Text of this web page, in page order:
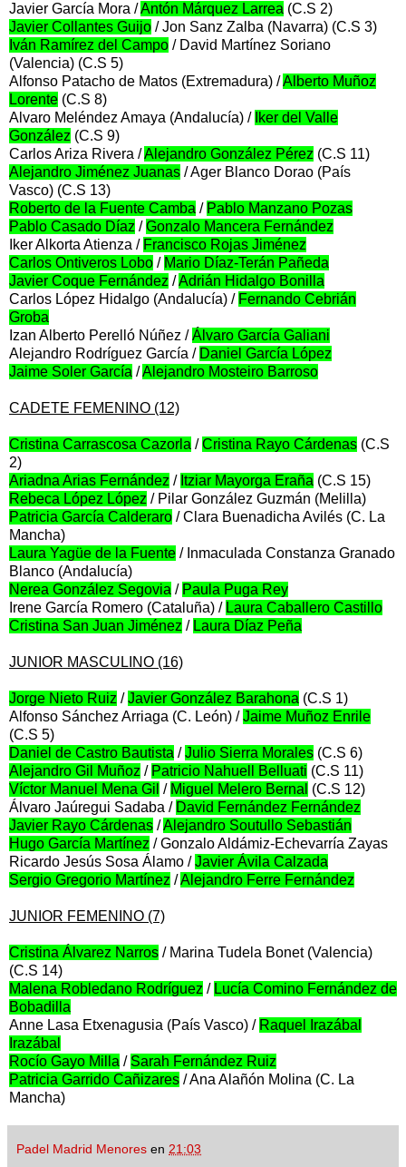
Javier García Mora /Antón Márquez Larrea (C.S 2)
Javier Collantes Guijo / Jon Sanz Zalba (Navarra) (C.S 3)
Iván Ramírez del Campo / David Martínez Soriano
(Valencia) (C.S 5)
Alfonso Patacho de Matos (Extremadura) /Alberto Muñoz
Lorente (C.S 8)
Alvaro Meléndez Amaya (Andalucía) / Iker del Valle
González (C.S 9)
Carlos Ariza Rivera /Alejandro González Pérez (C.S 11)
Alejandro Jiménez Juanas / Ager Blanco Dorao (País
Vasco) (C.S 13)
Roberto de la Fuente Camba / Pablo Manzano Pozas
Pablo Casado Díaz /Gonzalo Mancera Fernández
Iker Alkorta Atienza / Francisco Rojas Jiménez
Carlos Ontiveros Lobo / Mario Díaz-Terán Pañeda
Javier Coque Fernández /Adrián Hidalgo Bonilla
Carlos López Hidalgo (Andalucía) / Fernando Cebrián
Groba
Izan Alberto Perelló Núñez /Álvaro García Galiani
Alejandro Rodríguez García / Daniel García López
Jaime Soler García /Alejandro Mosteiro Barroso
CADETE FEMENINO (12)
Cristina Carrascosa Cazorla /Cristina Rayo Cárdenas (C.S
2)
Ariadna Arias Fernández / Itziar Mayorga Eraña (C.S 15)
Rebeca López López / Pilar González Guzmán (Melilla)
Patricia García Calderaro / Clara Buenadicha Avilés (C. La
Mancha)
Laura Yagüe de la Fuente / Inmaculada Constanza Granado
Blanco (Andalucía)
Nerea González Segovia / Paula Puga Rey
Irene García Romero (Cataluña) / Laura Caballero Castillo
Cristina San Juan Jiménez / Laura Díaz Peña
JUNIOR MASCULINO (16)
Jorge Nieto Ruiz /Javier González Barahona (C.S 1)
Alfonso Sánchez Arriaga (C. León) /Jaime Muñoz Enrile
(C.S 5)
Daniel de Castro Bautista /Julio Sierra Morales (C.S 6)
Alejandro Gil Muñoz / Patricio Nahuell Belluati (C.S 11)
Víctor Manuel Mena Gil / Miguel Melero Bernal (C.S 12)
Álvaro Jaúregui Sadaba / David Fernández Fernández
Javier Rayo Cárdenas /Alejandro Soutullo Sebastián
Hugo García Martínez / Gonzalo Aldámiz-Echevarría Zayas
Ricardo Jesús Sosa Álamo /Javier Ávila Calzada
Sergio Gregorio Martínez /Alejandro Ferre Fernández
JUNIOR FEMENINO (7)
Cristina Álvarez Narros / Marina Tudela Bonet (Valencia)
(C.S 14)
Malena Robledano Rodríguez / Lucía Comino Fernández de
Bobadilla
Anne Lasa Etxenagusia (País Vasco) / Raquel Irazábal
Irazábal
Rocío Gayo Milla / Sarah Fernández Ruiz
Patricia Garrido Cañizares / Ana Alañón Molina (C. La
Mancha)
Padel Madrid Menores en 21:03